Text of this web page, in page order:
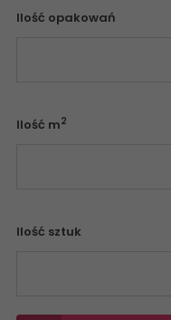
Ilość opakowań
Ilość m2
Ilość sztuk